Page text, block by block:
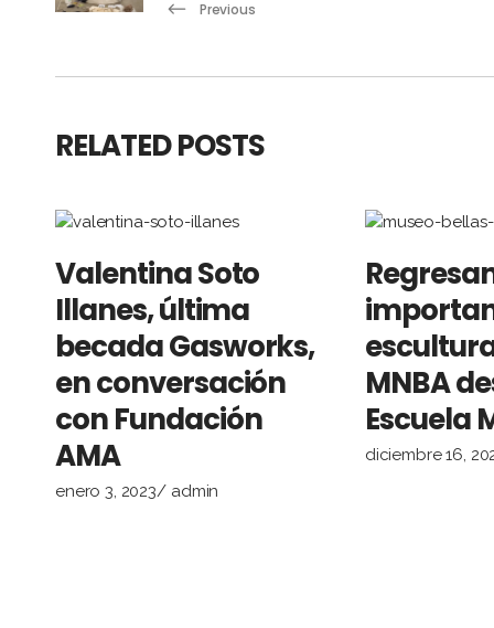
Previous
RELATED POSTS
Valentina Soto
Illanes, última
becada Gasworks,
en conversación
con Fundación
AMA
enero 3, 2023 admin
MNBA
Escuela
diciembre 16,